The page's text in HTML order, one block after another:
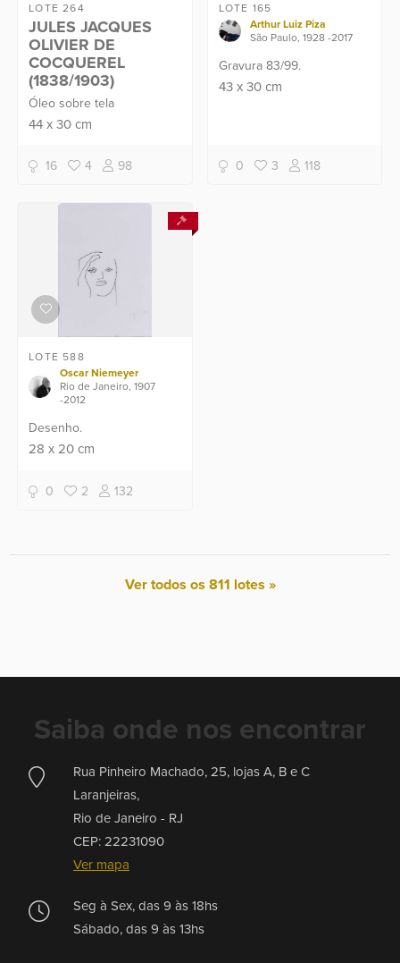
LOTE 264
JULES JACQUES
OLIVIER DE
COCQUEREL
(1838/1903)
Óleo sobre tela
44x 30cm
16 4 98
LOTE 165
Arthur Luiz Piza
São Paulo, 1928 -2017
Gravura 83/99.
43 x30 cm
0 3 118
LOTE 588
Oscar Niemeyer
Rio de Janeiro, 1907
-2012
Desenho.
28x 20cm
0 2 132
Ver todos os 811 lotes »
Saiba onde nos encontrar
Rua Pinheiro Machado, 25, lojas A, B e C
Laranjeiras,
Rio de Janeiro - RJ
CEP: 22231090
Ver mapa
Seg à Sex, das 9 às 18hs
Sábado, das 9 às 13hs